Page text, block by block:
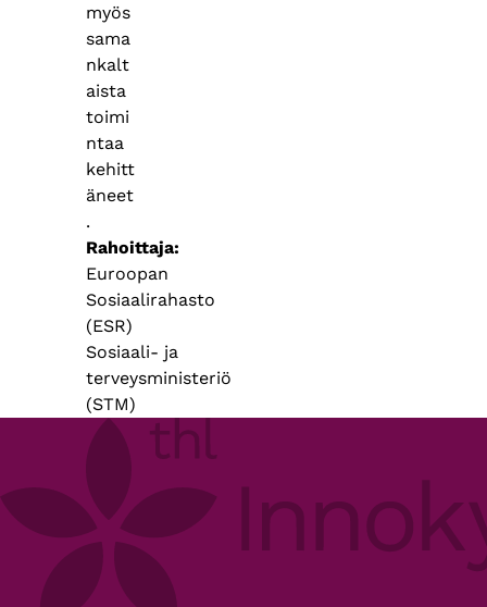
myös
sama
nkalt
aista
toimi
ntaa
kehitt
äneet
.
Rahoittaja
Euroopan
Sosiaalirahasto
(ESR)
Sosiaali- ja
terveysministeriö
(STM)